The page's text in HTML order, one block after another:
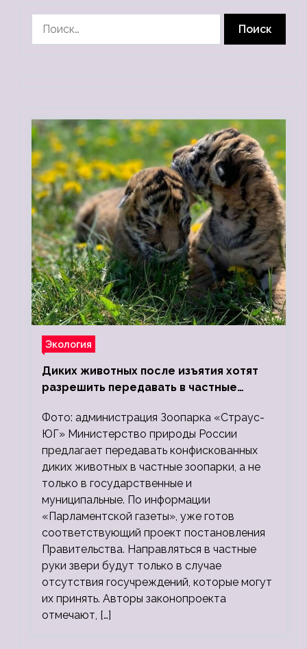
Экология
Диких животных после изъятия хотят
разрешить передавать в частные
Фото: администрация Зоопарка «Страус-
ЮГ» Министерство природы России
предлагает передавать конфискованных
диких животных в частные зоопарки, а не
только в государственные и
муниципальные. По информации
«Парламентской газеты», уже готов
соответствующий проект постановления
Правительства. Направляться в частные
руки звери будут только в случае
отсутствия госучреждений, которые могут
их принять. Авторы законопроекта
отмечают, […]